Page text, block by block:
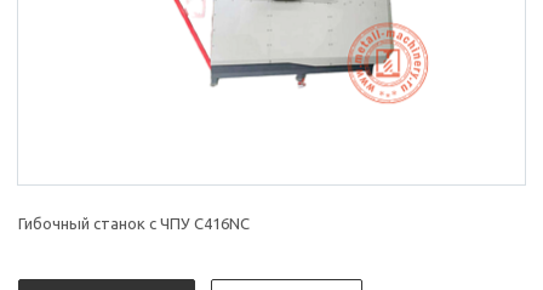
Гибочный станок с ЧПУ C416NC